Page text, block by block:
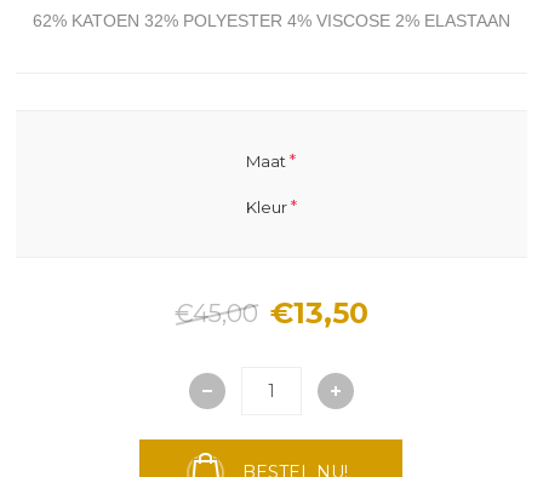
62% KATOEN 32% POLYESTER 4% VISCOSE 2% ELASTAAN
Maat *
Kleur*
€45,00 €13,50
BESTEL NU!